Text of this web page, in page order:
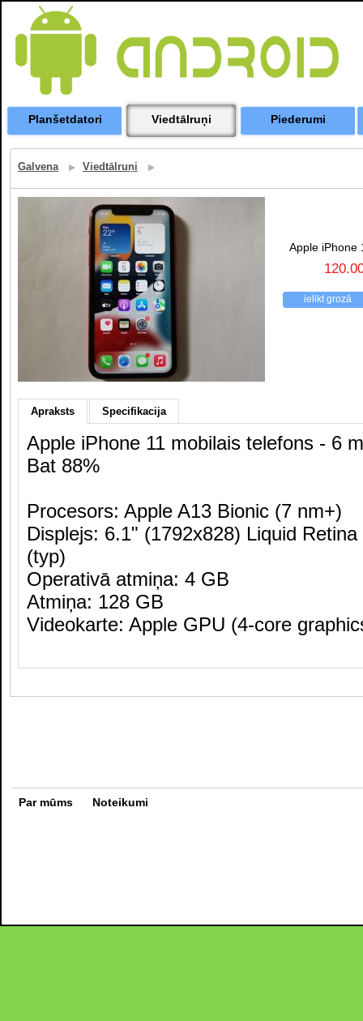
Planšetdatori Viedtālruņi Piederumi
Galvena Viedtālruņi
Apple iPhone
ielikt grozā
Apraksts Specifikacija
Apple iPhone 11 mobilais telefons - 6
Bat 88%
Procesors: Apple A13 Bionic (7 nm+)
Displejs: 6.1" (1792x828) Liquid
(typ)
Operativā atmiņa: 4 GB
Atmiņa: 128 GB
Videokarte: Apple GPU (4-core
Par mūms Noteikumi